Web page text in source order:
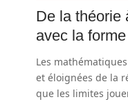
De la théorie
avec la
Les
et éloignées de la
que les limites